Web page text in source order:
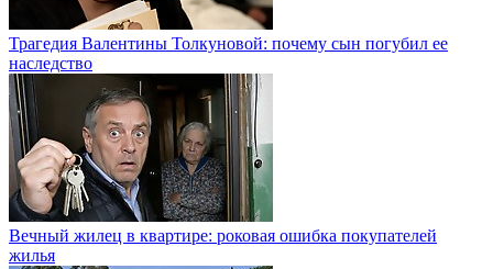
Трагедия Валентины Толкуновой: почему сын погубил ее
наследство
Вечный жилец в квартире: роковая ошибка покупателей
жилья